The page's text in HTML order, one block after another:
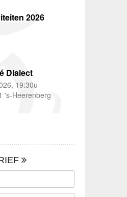
2026
Dialect
19:30u
's-Heerenberg